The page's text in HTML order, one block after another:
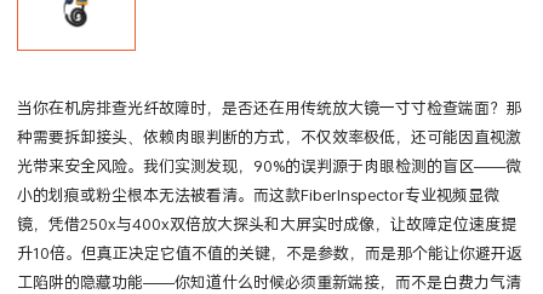
当你在机房排查光纤故障时，是否还在用传统放大镜一寸寸检查端面？那
种需要拆卸接头、依赖肉眼判断的方式，不仅效率极低，还可能因直视激
光带来安全风险。我们实测发现，90%的误判源于肉眼检测的盲区——微
小的划痕或粉尘根本无法被看清。而这款FiberInspector专业视频显微
镜，凭借250x与400x双倍放大探头和大屏实时成像，让故障定位速度提
升10倍。但真正决定它值不值的关键，不是参数，而是那个能让你避开返
工陷阱的隐藏功能——你知道什么时候必须重新端接，而不是白费力气清